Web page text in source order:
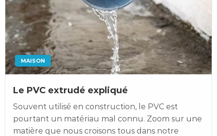
MAISON
Le PVC extrudé expliqué
Souvent utilisé en construction, le PVC est
pourtant un matériau mal connu. Zoom sur une
matière que nous croisons tous dans notre